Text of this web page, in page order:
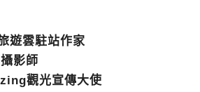
遊雲駐站作家
影師
觀光宣傳大使